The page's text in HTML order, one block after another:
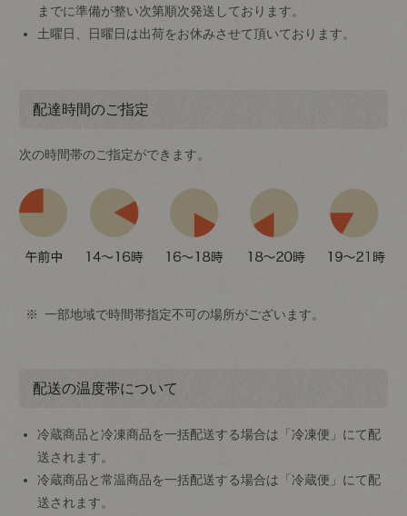
までに準備が整い次第順次発送しております。
土曜日、日曜日は出荷をお休みさせて頂いております。
配達時間のご指定
次の時間帯のご指定ができます。
一部地域で時間帯指定不可の場所がございます。
配送の温度帯について
冷蔵商品と冷凍商品を一括配送する場合は「冷凍便」にて配
送されます。
冷蔵商品と常温商品を一括配送する場合は「冷蔵便」にて配
送されます。